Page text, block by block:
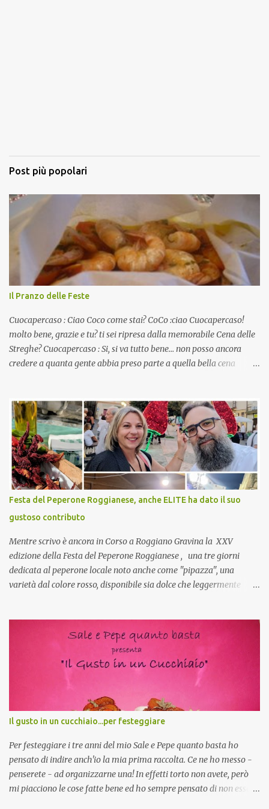
Post più popolari
Il Pranzo delle Feste
Cuocapercaso : Ciao Coco come stai? CoCo :ciao Cuocapercaso!
molto bene, grazie e tu? ti sei ripresa dalla memorabile Cena delle
Streghe? Cuocapercaso : Si, si va tutto bene… non posso ancora
credere a quanta gente abbia preso parte a quella bella cena
pranzo, racconta un po'! Perchè io avrò ospiti e cerco degli spunti...
Cuocapercaso : A dire il vero domenica prossima non preparo
nulla perché vado al Pranzo Aziendale di fine anno organizzato dai
mie capi! CoCo : Pranzo aziendale? Una bella idea! Cuocapercaso :
si, è un modo per riunirsi tutti a fine anno e tirare le somme…
naturalmente mangiando tutti insieme, con grande convivialità!
CoCo : è naturale il cibo, come sappiamo bene, funziona spesso da
collante e anche nel lavoro riesce a creare spesso l’ambiente
favorevole per molte belle opportunità, non trovi? Cuocapercaso :
Si, concordo! …addirittura si dice...
Festa del Peperone Roggianese, anche ELITE ha dato il suo
gustoso contributo
Mentre scrivo è ancora in Corso a Roggiano Gravina la XXV
edizione della Festa del Peperone Roggianese , una tre giorni
dedicata al peperone locale noto anche come "pipazza", una
varietà dal colore rosso, disponibile sia dolce che leggermente
(Pat) della Calabria. Un ingrediente versatile in cucina, utilizzato
fresco o essiccato in ricette della tradizione o in piatti innovativi.
Durante la prima serata dell'evento abbiamo avuto prova della
versatilità di questo ingrediente durante il "2° Concorso
Gastronomico di piatti a base di peperone Roggianese" ideato da
Gina Santagata , presidente dell'associazione Mongolfiera, che ha
visto coinvolte tante associazioni attive sul territorio che hanno
voluto partecipare presentando un loro piatto a base di peperone.
Da giurata del concorso insieme agli chef Francesco Luci e ...
Il gusto in un cucchiaio...per festeggiare
Per festeggiare i tre anni del mio Sale e Pepe quanto basta ho
pensato di indire anch'io la mia prima raccolta. Ce ne ho messo -
penserete - ad organizzarne una! In effetti torto non avete, però
mi piacciono le cose fatte bene ed ho sempre pensato di non essere